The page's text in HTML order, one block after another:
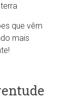
que vêm
mais